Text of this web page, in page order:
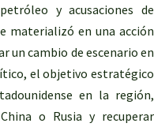
y acusaciones de
materializó en una acción
un cambio de escenario en
el objetivo estratégico
en la región,
o Rusia y recuperar